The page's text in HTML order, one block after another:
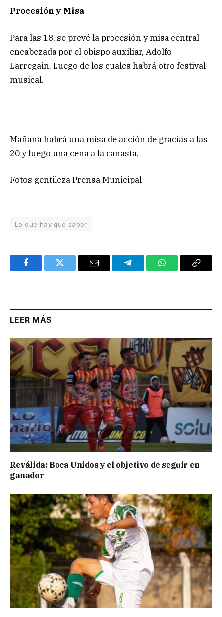
Procesión y Misa
Para las 18, se prevé la procesión y misa central
encabezada por el obispo auxiliar, Adolfo
Larregain. Luego de los cuales habrá otro festival
musical.
Mañana habrá una misa de acción de gracias a las
20 y luego una cena a la canasta.
Fotos gentileza Prensa Municipal
Lo que hay que saber
FacebookTwitter Email TelegramWhatsAppCopy
LEER MÁS
Reválida: Boca Unidos y el objetivo de seguir en
ganador